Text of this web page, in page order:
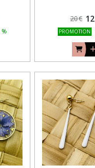
%
20€ 12
PROMOTION